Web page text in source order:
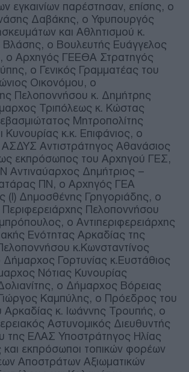
εγκαινίων παρέστησαν, επίσης, ο
Δαβάκης, ο Υφυπουργός
και Αθλητισμού κ.
Βλάσης, ο Βουλευτής Ευάγγελος
ο Αρχηγός ΓΕΕΘΑ Στρατηγός
ο Γενικός Γραμματέας του
Οικονόμου, ο
Πελοποννήσου κ. Δημήτρης
Τριπόλεως κ. Κώστας
Μητροπολίτης
Κυνουρίας κ.κ. Επιφάνιος, ο
ΑΣΔΥΣ Αντιστράτηγος Αθανάσιος
εκπρόσωπος του Αρχηγού ΓΕΣ,
Αντιναύαρχος Δημήτριος –
ΠΝ, ο Αρχηγός ΓΕΑ
(Ι) Δημοσθένης Γρηγοριάδης, ο
Πελοποννήσου
ο Αντιπεριφερειάρχης
Ενότητας Αρκαδίας της
κ.Κωνσταντίνος
Γορτυνίας κ.Ευστάθιος
Νότιας Κυνουρίας
ο Δήμαρχος Βόρειας
Καμπύλης, ο Πρόεδρος του
Αρκαδίας κ. Ιωάννης Τρουπής, ο
Αστυνομικός Διευθυντής
της ΕΛΑΣ Υποστράτηγος Ηλίας
και εκπρόσωποι τοπικών φορέων
Αποστράτων Αξιωματικών